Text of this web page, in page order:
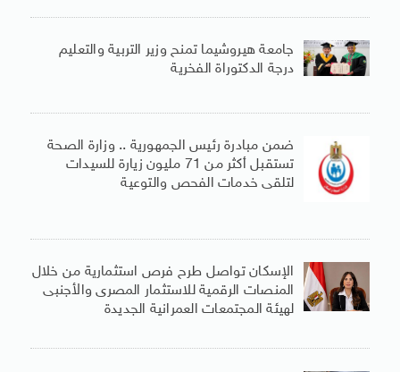
جامعة هيروشيما تمنح وزير التربية والتعليم
درجة الدكتوراة الفخرية
ضمن مبادرة رئيس الجمهورية .. وزارة الصحة
تستقبل أكثر من 71 مليون زيارة للسيدات
لتلقى خدمات الفحص والتوعية
الإسكان تواصل طرح فرص استثمارية من خلال
المنصات الرقمية للاستثمار المصرى والأجنبى
لهيئة المجتمعات العمرانية الجديدة